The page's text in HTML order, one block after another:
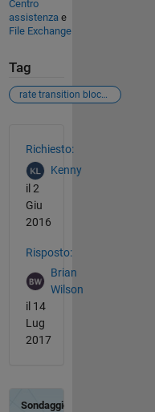
Centro
assistenza e
File Exchange
Tag
rate transition block sample time multiple
Richiesto:
Kenny
il 2
Giu
2016
Risposto:
Brian
Wilson
il 14
Lug
2017